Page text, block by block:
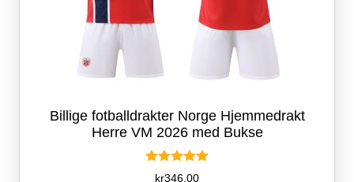
Billige fotballdrakter Norge Hjemmedrakt
Herre VM 2026 med Bukse
Vurdert
kr346.00